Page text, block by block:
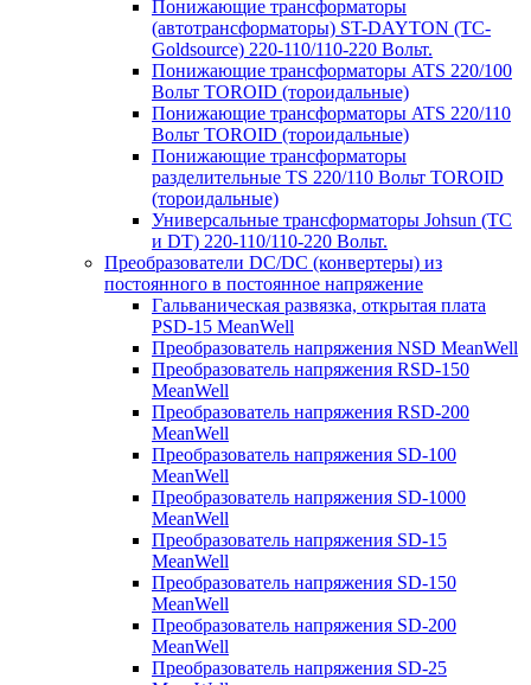
Понижающие трансформаторы
(автотрансформаторы) ST-DAYTON (TC-
Goldsource) 220-110/110-220 Вольт.
Понижающие трансформаторы ATS 220/100
Вольт TOROID (тороидальные)
Понижающие трансформаторы ATS 220/110
Вольт TOROID (тороидальные)
Понижающие трансформаторы
разделительные TS 220/110 Вольт TOROID
(тороидальные)
Универсальные трансформаторы Johsun (TС
и DT) 220-110/110-220 Вольт.
Преобразователи DC/DC (конвертеры) из
постоянного в постоянное напряжение
Гальваническая развязка, открытая плата
PSD-15 MeanWell
Преобразователь напряжения NSD MeanWell
Преобразователь напряжения RSD-150
MeanWell
Преобразователь напряжения RSD-200
MeanWell
Преобразователь напряжения SD-100
MeanWell
Преобразователь напряжения SD-1000
MeanWell
Преобразователь напряжения SD-15
MeanWell
Преобразователь напряжения SD-150
MeanWell
Преобразователь напряжения SD-200
MeanWell
Преобразователь напряжения SD-25